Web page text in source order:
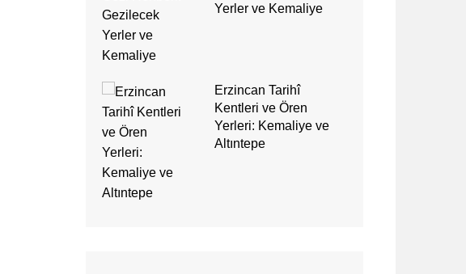
Yerler ve Kemaliye
Erzincan Tarihî
Kentleri ve Ören
Yerleri: Kemaliye ve
Altıntepe